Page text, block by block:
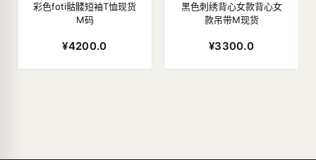
彩色foti骷髅短袖T恤现货
M码
¥4200.0
黑色刺绣背心女款背心女
款吊带M现货
¥3300.0